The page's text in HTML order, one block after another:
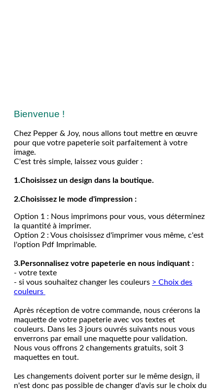
Bienvenue !
Chez Pepper & Joy, nous allons tout mettre en œuvre
pour que votre papeterie soit parfaitement à votre
image.
C'est très simple, laissez vous guider :
1.Choisissez un design dans la boutique.
2.Choisissez le mode d'impression :
Option 1 : Nous imprimons pour vous, vous déterminez
la quantité à imprimer.
Option 2 : Vous choisissez d'imprimer vous même, c'est
l'option Pdf Imprimable.
3.Personnalisez votre papeterie en nous indiquant :
- votre texte
- si vous souhaitez changer les couleurs > Choix des
couleurs
Après réception de votre commande, nous créerons la
maquette de votre papeterie avec vos textes et
couleurs. Dans les 3 jours ouvrés suivants nous vous
enverrons par email une maquette pour validation.
Nous vous offrons 2 changements gratuits, soit 3
maquettes en tout.
Les changements doivent porter sur le même design, il
n'est donc pas possible de changer d'avis sur le choix du